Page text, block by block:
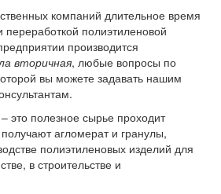
компаний длительное время
полиэтиленовой
производится
вторичная, любые вопросы по
вы можете задавать нашим
– это полезное сырье проходит
агломерат и гранулы,
полиэтиленовых изделий для
в строительстве и